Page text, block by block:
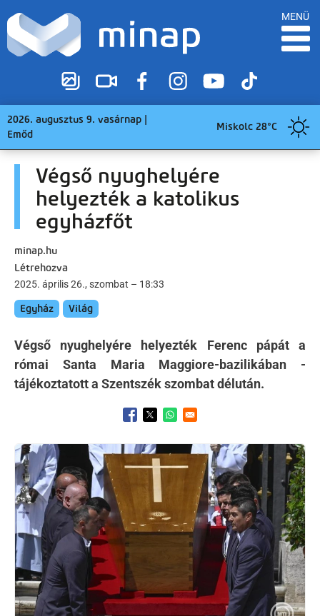
MENÜ
2026. augusztus 9. vasárnap |
Emőd
Miskolc 28°C
Végső nyughelyére
helyezték a katolikus
egyházfőt
minap.hu
Létrehozva
2025. április 26., szombat – 18:33
Egyház Világ
Végső nyughelyére helyezték Ferenc pápát a
római Santa Maria Maggiore-bazilikában -
tájékoztatott a Szentszék szombat délután.
Opens in a new window
Opens in a new window
Opens in a new window
Kép